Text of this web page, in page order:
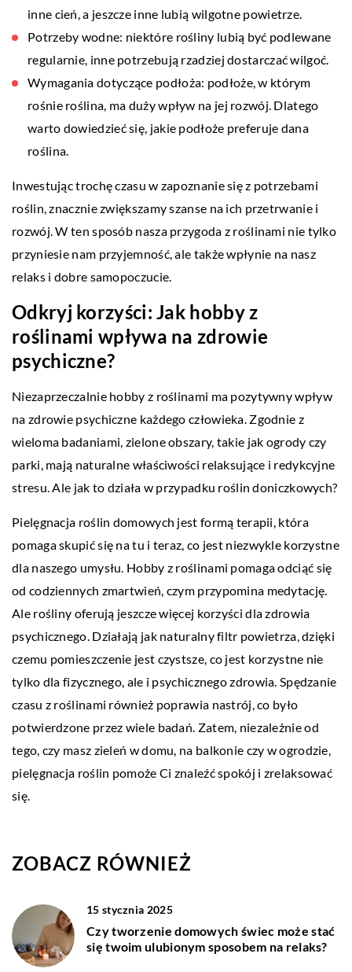
inne cień, a jeszcze inne lubią wilgotne powietrze.
Potrzeby wodne: niektóre rośliny lubią być podlewane
regularnie, inne potrzebują rzadziej dostarczać wilgoć.
Wymagania dotyczące podłoża: podłoże, w którym
rośnie roślina, ma duży wpływ na jej rozwój. Dlatego
warto dowiedzieć się, jakie podłoże preferuje dana
roślina.
Inwestując trochę czasu w zapoznanie się z potrzebami
roślin, znacznie zwiększamy szanse na ich przetrwanie i
rozwój. W ten sposób nasza przygoda z roślinami nie tylko
przyniesie nam przyjemność, ale także wpłynie na nasz
relaks i dobre samopoczucie.
Odkryj korzyści: Jak hobby z
roślinami wpływa na zdrowie
psychiczne?
Niezaprzeczalnie hobby z roślinami ma pozytywny wpływ
na zdrowie psychiczne każdego człowieka. Zgodnie z
wieloma badaniami, zielone obszary, takie jak ogrody czy
parki, mają naturalne właściwości relaksujące i redykcyjne
stresu. Ale jak to działa w przypadku roślin doniczkowych?
Pielęgnacja roślin domowych jest formą terapii, która
pomaga skupić się na tu i teraz, co jest niezwykle korzystne
dla naszego umysłu. Hobby z roślinami pomaga odciąć się
od codziennych zmartwień, czym przypomina medytację.
Ale rośliny oferują jeszcze więcej korzyści dla zdrowia
psychicznego. Działają jak naturalny filtr powietrza, dzięki
czemu pomieszczenie jest czystsze, co jest korzystne nie
tylko dla fizycznego, ale i psychicznego zdrowia. Spędzanie
czasu z roślinami również poprawia nastrój, co było
potwierdzone przez wiele badań. Zatem, niezależnie od
tego, czy masz zieleń w domu, na balkonie czy w ogrodzie,
pielęgnacja roślin pomoże Ci znaleźć spokój i zrelaksować
się.
ZOBACZ RÓWNIEŻ
15 stycznia 2025
Czy tworzenie domowych świec może stać
się twoim ulubionym sposobem na relaks?